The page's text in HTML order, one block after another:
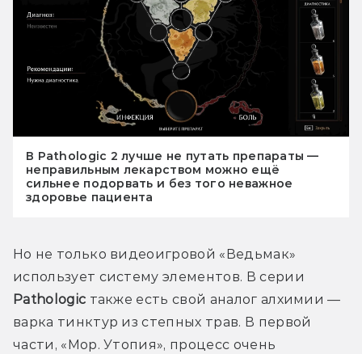
В Pathologic 2 лучше не путать препараты —
неправильным лекарством можно ещё
сильнее подорвать и без того неважное
здоровье пациента
Но не только видеоигровой «Ведьмак»
Pathologic также есть свой аналог алхимии —
варка тинктур из степных трав. В первой
части, «Мор. Утопия», процесс очень